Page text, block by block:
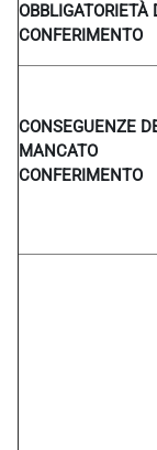
OBBLIGATORIETÀ
CONFERIMENTO
CONSEGUENZE
MANCATO
CONFERIMENTO